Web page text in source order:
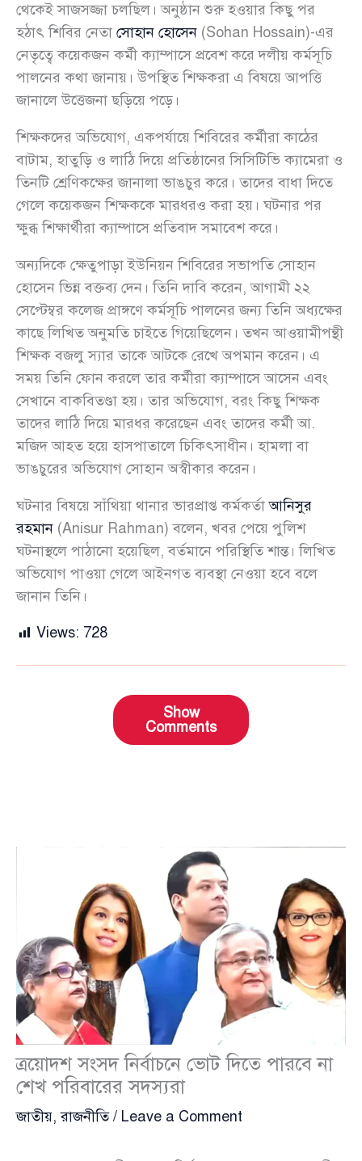
থেকেই সাজসজ্জা চলছিল। অনুষ্ঠান শুরু হওয়ার কিছু পর
হঠাৎ শিবির নেতা সোহান হোসেন (Sohan Hossain)-এর
নেতৃত্বে কয়েকজন কর্মী ক্যাম্পাসে প্রবেশ করে দলীয় কর্মসূচি
পালনের কথা জানায়। উপস্থিত শিক্ষকরা এ বিষয়ে আপত্তি
জানালে উত্তেজনা ছড়িয়ে পড়ে।
শিক্ষকদের অভিযোগ, একপর্যায়ে শিবিরের কর্মীরা কাঠের
বাটাম, হাতুড়ি ও লাঠি দিয়ে প্রতিষ্ঠানের সিসিটিভি ক্যামেরা ও
তিনটি শ্রেণিকক্ষের জানালা ভাঙচুর করে। তাদের বাধা দিতে
গেলে কয়েকজন শিক্ষককে মারধরও করা হয়। ঘটনার পর
ক্ষুব্ধ শিক্ষার্থীরা ক্যাম্পাসে প্রতিবাদ সমাবেশ করে।
অন্যদিকে ক্ষেতুপাড়া ইউনিয়ন শিবিরের সভাপতি সোহান
হোসেন ভিন্ন বক্তব্য দেন। তিনি দাবি করেন, আগামী ২২
সেপ্টেম্বর কলেজ প্রাঙ্গণে কর্মসূচি পালনের জন্য তিনি অধ্যক্ষের
কাছে লিখিত অনুমতি চাইতে গিয়েছিলেন। তখন আওয়ামীপন্থী
শিক্ষক বজলু স্যার তাকে আটকে রেখে অপমান করেন। এ
সময় তিনি ফোন করলে তার কর্মীরা ক্যাম্পাসে আসেন এবং
সেখানে বাকবিতণ্ডা হয়। তার অভিযোগ, বরং কিছু শিক্ষক
তাদের লাঠি দিয়ে মারধর করেছেন এবং তাদের কর্মী আ.
মজিদ আহত হয়ে হাসপাতালে চিকিৎসাধীন। হামলা বা
ভাঙচুরের অভিযোগ সোহান অস্বীকার করেন।
ঘটনার বিষয়ে সাঁথিয়া থানার ভারপ্রাপ্ত কর্মকর্তাআনিসুর
রহমান (Anisur Rahman) বলেন, খবর পেয়ে পুলিশ
ঘটনাস্থলে পাঠানো হয়েছিল, বর্তমানে পরিস্থিতি শান্ত। লিখিত
অভিযোগ পাওয়া গেলে আইনগত ব্যবস্থা নেওয়া হবে বলে
জানান তিনি।
Views: 728
Show
Comments
ত্রয়োদশ সংসদ নির্বাচনে ভোট দিতে পারবে না
শেখ পরিবারের সদস্যরা
জাতীয়,রাজনীতি/ Leave a Comment